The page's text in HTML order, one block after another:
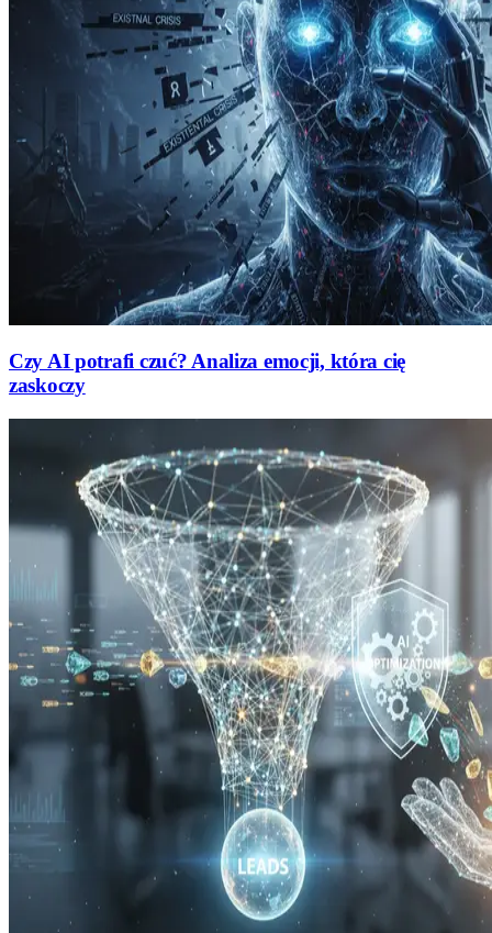
Czy AI potrafi czuć? Analiza emocji, która cię
zaskoczy